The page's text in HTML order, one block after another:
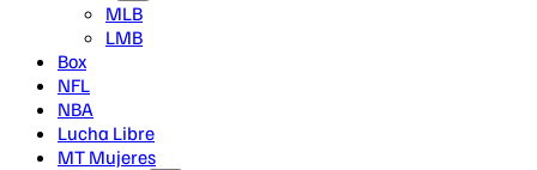
MLB
LMB
Box
NFL
NBA
Lucha Libre
MT Mujeres